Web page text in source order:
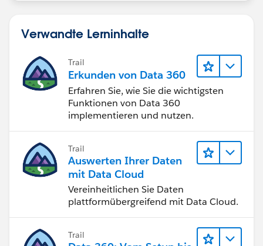
Formula is
AND(
ISCHANGED (StageName),
TEXT(StageName) = "Closed Won",
Rollup_Field_Count__c>=1,
TEXT(Sales_Region__c) = "United Kingdom"
)
Immediate Acion: Email Alert
Verwandte Lerninhalte
Trail
Erkunden von Data 360
Erfahren Sie, wie Sie die wichtigsten
Funktionen von Data 360
implementieren und nutzen.
Trail
Auswerten Ihrer Daten
mit Data Cloud
Vereinheitlichen Sie Daten
plattformübergreifend mit Data Cloud.
Trail